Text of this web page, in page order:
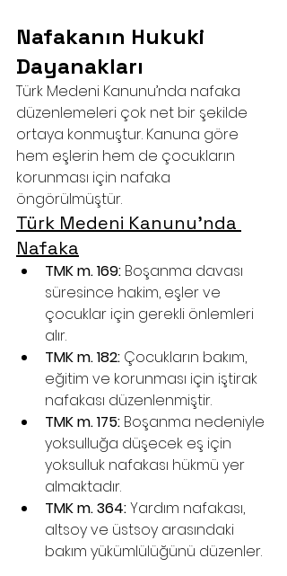
Nafakanın Hukuki
Dayanakları
Türk Medeni Kanunu’nda nafaka
düzenlemeleri çok net bir şekilde
ortaya konmuştur. Kanuna göre
hem eşlerin hem de çocukların
korunması için nafaka
öngörülmüştür.
Türk Medeni Kanunu’nda
Nafaka
TMK m. 169: Boşanma davası
süresince hakim, eşler ve
çocuklar için gerekli önlemleri
alır.
TMK m. 182: Çocukların bakım,
eğitim ve korunması için iştirak
nafakası düzenlenmiştir.
TMK m. 175: Boşanma nedeniyle
yoksulluğa düşecek eş için
yoksulluk nafakası hükmü yer
almaktadır.
TMK m. 364: Yardım nafakası,
altsoy ve üstsoy arasındaki
bakım yükümlülüğünü düzenler.